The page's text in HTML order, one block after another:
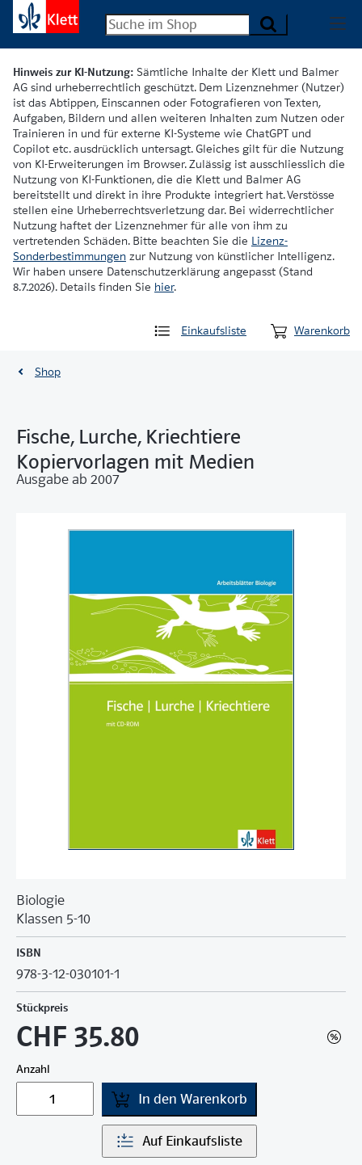
Hinweis zur KI-Nutzung: Sämtliche Inhalte der Klett und Balmer
AG sind urheberrechtlich geschützt. Dem Lizenznehmer (Nutzer)
ist das Abtippen, Einscannen oder Fotografieren von Texten,
Aufgaben, Bildern und allen weiteren Inhalten zum Nutzen oder
Trainieren in und für externe KI-Systeme wie ChatGPT und
Copilot etc. ausdrücklich untersagt. Gleiches gilt für die Nutzung
von KI-Erweiterungen im Browser. Zulässig ist ausschliesslich die
Nutzung von KI-Funktionen, die die Klett und Balmer AG
bereitstellt und direkt in ihre Produkte integriert hat. Verstösse
stellen eine Urheberrechtsverletzung dar. Bei widerrechtlicher
Nutzung haftet der Lizenznehmer für alle von ihm zu
vertretenden Schäden. Bitte beachten Sie die Lizenz-
Sonderbestimmungen zur Nutzung von künstlicher Intelligenz.
Wir haben unsere Datenschutzerklärung angepasst (Stand
8.7.2026). Details finden Sie hier.
Einkaufsliste Warenkorb
Shop
Fische, Lurche, Kriechtiere
Kopiervorlagen mit Medien
Ausgabe ab 2007
Biologie
Klassen 5-10
ISBN
978-3-12-030101-1
Stückpreis
CHF 35.80
Anzahl
In den Warenkorb
Auf Einkaufsliste